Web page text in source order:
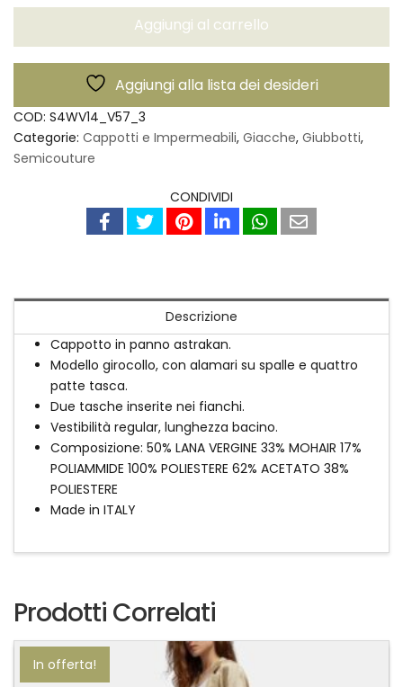
-
quantità
Aggiungi al carrello
Aggiungi alla lista dei desideri
COD: S4WV14_V57_3
Categorie: Cappotti e Impermeabili, Giacche, Giubbotti,
Semicouture
CONDIVIDI
Descrizione
Cappotto in panno astrakan.
Modello girocollo, con alamari su spalle e quattro
patte tasca.
Due tasche inserite nei fianchi.
Vestibilità regular, lunghezza bacino.
Composizione: 50% LANA VERGINE 33% MOHAIR 17%
POLIAMMIDE 100% POLIESTERE 62% ACETATO 38%
POLIESTERE
Made in ITALY
Prodotti Correlati
In offerta!